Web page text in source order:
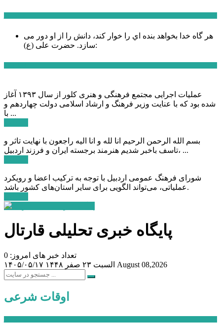
هر گاه خدا بخواهد بنده اي را خوار كند، دانش را از او دور می
سازد.حضرت علی (ع):
عملیات اجرایی مجتمع فرهنگی و هنری کلور از سال ۱۳۹۳ آغاز
شده بود که با عنایت وزیر فرهنگ و ارشاد اسلامی دولت چهاردهم و
با ...
بسم الله الرحمن الرحیم انا لله و انا الیه راجعون با نهایت تاثر و
تاسف باخبر شدیم هنرمند برجسته ایران و فرزند اردبیل، ...
شورای فرهنگ عمومی اردبیل با توجه به ترکیب اعضا و رویکرد
عملیاتی، می‌تواند الگویی برای سایر استان‌های کشور باشد.
پایگاه خبری تحلیلی قارتال
تعداد خبر های امروز: 0
۱۴۰۵/۰۵/۱۷
السبت ۲۳ صفر ۱۴۴۸ August 08,2026
اوقات شرعی